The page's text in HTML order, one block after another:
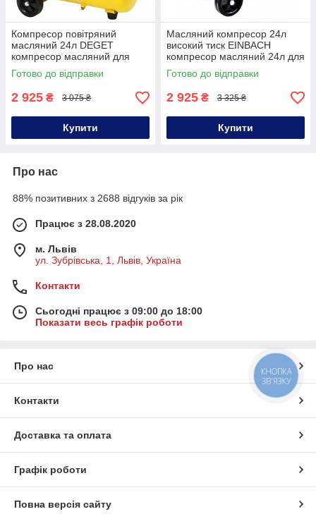
Компресор повітряний
масляний 24л DEGET
компресор масляний для
автосервісу 24 л компресор
24л
Готово до відправки
2 925 ₴ 3 075 ₴
Купити
Масляний компресор 24л
високий тиск EINBACH
компресор масляний 24л для
гаража компресор
поршневий повітряний
Готово до відправки
2 925 ₴ 3 325 ₴
Купити
Про нас
88% позитивних з 2688 відгуків за рік
Працює з 28.08.2020
м. Львів
ул. Зубрівська, 1, Львів, Україна
Контакти
Сьогодні працює з 09:00 до 18:00
Показати весь графік роботи
Про нас
Контакти
Доставка та оплата
Графік роботи
Повна версія сайту
КНОПКА
ЗВ'ЯЗКУ